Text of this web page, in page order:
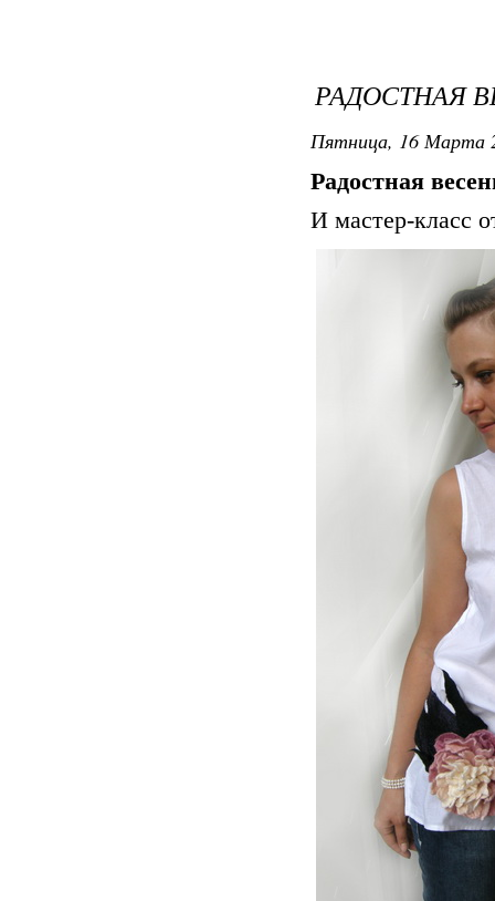
РАДОСТНАЯ
Пятница, 16 Марта
Радостная
И мастер-класс